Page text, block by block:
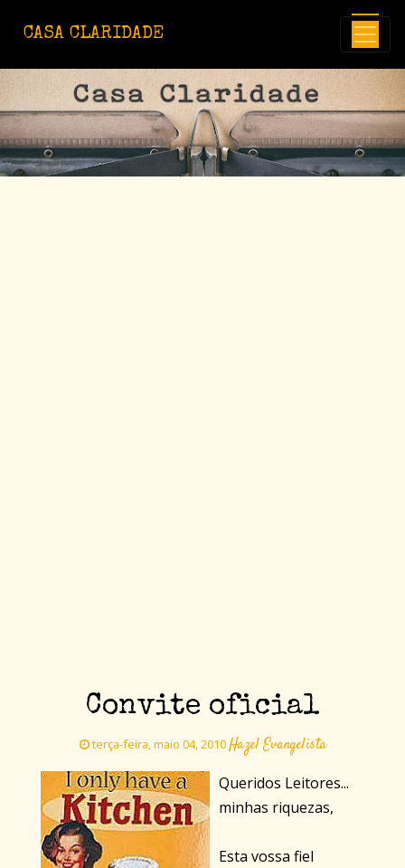
CASA CLARIDADE
Convite oficial
terça-feira, maio 04, 2010Hazel Evangelista
Queridos Leitores...
minhas riquezas,
Esta vossa fiel